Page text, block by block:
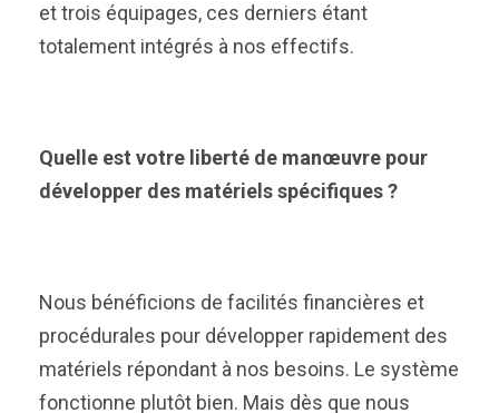
et trois équipages, ces derniers étant
totalement intégrés à nos effectifs.
Quelle est votre liberté de manœuvre pour
développer des matériels spécifiques ?
Nous bénéficions de facilités financières et
procédurales pour développer rapidement des
matériels répondant à nos besoins. Le système
fonctionne plutôt bien. Mais dès que nous